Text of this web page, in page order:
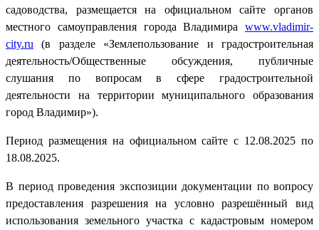
садоводства, размещается на официальном сайте органов
местного самоуправления города Владимира www.vladimir-
city.ru (в разделе «Землепользование и градостроительная
деятельность/Общественные обсуждения, публичные
слушания по вопросам в сфере градостроительной
деятельности на территории муниципального образования
город Владимир»).
Период размещения на официальном сайте с 12.08.2025 по
18.08.2025.
В период проведения экспозиции документации по вопросу
предоставления разрешения на условно разрешённый вид
использования земельного участка с кадастровым номером